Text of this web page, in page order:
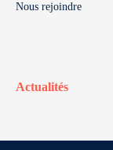
Nous rejoindre
Actualités